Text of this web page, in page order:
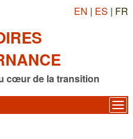
cœur de la transition
EN | ES | FR